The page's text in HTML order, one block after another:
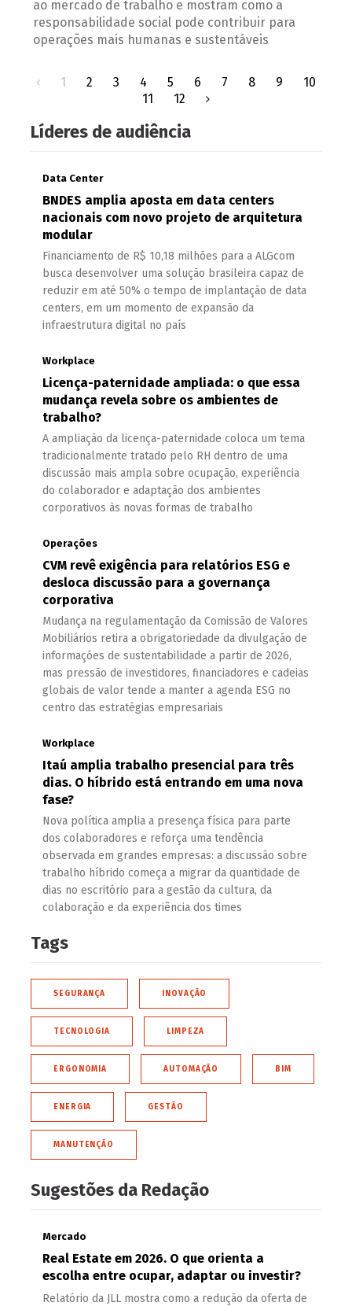
ao mercado de trabalho e mostram como a
responsabilidade social pode contribuir para
operações mais humanas e sustentáveis
1 2 3 4 5 6 7 8 9
10
11
12
Líderes de audiência
Data Center
BNDES amplia aposta em data centers
nacionais com novo projeto de arquitetura
modular
Financiamento de R$ 10,18 milhões para a ALGcom
busca desenvolver uma solução brasileira capaz de
reduzir em até 50% o tempo de implantação de data
centers, em um momento de expansão da
infraestrutura digital no país
Workplace
Licença-paternidade ampliada: o que essa
mudança revela sobre os ambientes de
trabalho?
A ampliação da licença-paternidade coloca um tema
tradicionalmente tratado pelo RH dentro de uma
discussão mais ampla sobre ocupação, experiência
do colaborador e adaptação dos ambientes
corporativos às novas formas de trabalho
Operações
CVM revê exigência para relatórios ESG e
desloca discussão para a governança
corporativa
Mudança na regulamentação da Comissão de Valores
Mobiliários retira a obrigatoriedade da divulgação de
informações de sustentabilidade a partir de 2026,
mas pressão de investidores, financiadores e cadeias
globais de valor tende a manter a agenda ESG no
centro das estratégias empresariais
Workplace
Itaú amplia trabalho presencial para três
dias. O híbrido está entrando em uma nova
fase?
Nova política amplia a presença física para parte
dos colaboradores e reforça uma tendência
observada em grandes empresas: a discussão sobre
trabalho híbrido começa a migrar da quantidade de
dias no escritório para a gestão da cultura, da
colaboração e da experiência dos times
Tags
SEGURANÇA INOVAÇÃO
TECNOLOGIA LIMPEZA
ERGONOMIA AUTOMAÇÃO BIM
ENERGIA GESTÃO
MANUTENÇÃO
Sugestões da Redação
Mercado
Real Estate em 2026. O que orienta a
escolha entre ocupar, adaptar ou investir?
Relatório da JLL mostra como a redução da oferta de